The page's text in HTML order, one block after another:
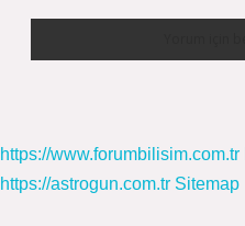
https://www.forumbilisim.com.tr
https://astrogun.com.tr Sitemap